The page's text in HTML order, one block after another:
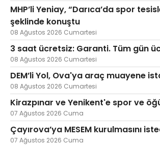
MHP’li Yeniay, “Darıca’da spor
şeklinde konuştu
08 Ağustos 2026 Cumartesi
3 saat ücretsiz: Garanti. Tüm gün
08 Ağustos 2026 Cumartesi
DEM’li Yol, Ova'ya araç muayene
08 Ağustos 2026 Cumartesi
Kirazpınar ve Yenikent'e spor ve
07 Ağustos 2026 Cuma
Çayırova’ya MESEM kurulmasını
07 Ağustos 2026 Cuma
Emlak
Teknoloji
Web TV
Hacı Halil
(BİLKAR)Gebze -